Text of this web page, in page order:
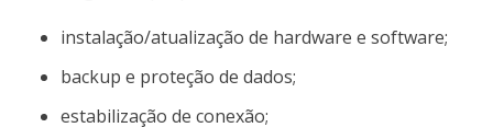
instalação/atualização de hardware e software;
backup e proteção de dados;
estabilização de conexão;